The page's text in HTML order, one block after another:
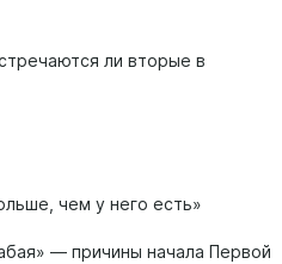
ли вторые в
чем у него есть»
— причины начала Первой